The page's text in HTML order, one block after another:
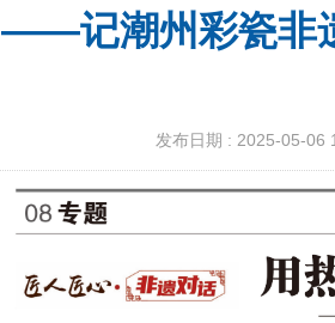
——记潮州彩瓷非
发布日期 : 2025-05-06